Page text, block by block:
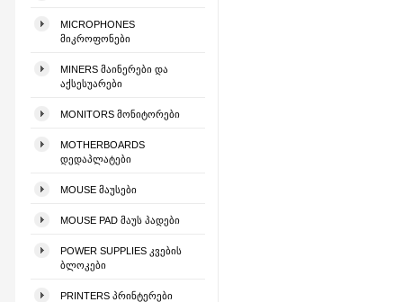
MICROPHONES
ᲛᲘᲙᲠᲝᲤᲝᲜᲔᲑᲘ
MINERS ᲛᲐᲘᲜᲔᲠᲔᲑᲘ ᲓᲐ
ᲐᲥᲡᲔᲡᲣᲐᲠᲔᲑᲘ
MONITORS ᲛᲝᲜᲘᲢᲝᲠᲔᲑᲘ
MOTHERBOARDS
ᲓᲔᲓᲐᲞᲚᲐᲢᲔᲑᲘ
MOUSE ᲛᲐᲣᲡᲔᲑᲘ
MOUSE PAD ᲛᲐᲣᲡ ᲞᲐᲓᲔᲑᲘ
POWER SUPPLIES ᲙᲕᲔᲑᲘᲡ
ᲑᲚᲝᲙᲔᲑᲘ
PRINTERS ᲞᲠᲘᲜᲢᲔᲠᲔᲑᲘ